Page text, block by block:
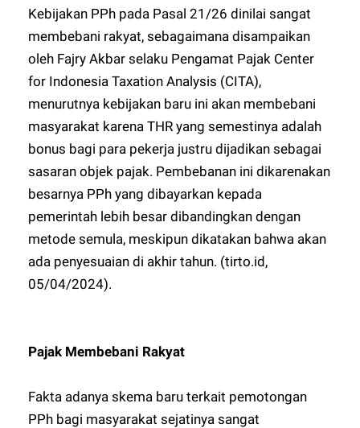
Kebijakan PPh pada Pasal 21/26 dinilai sangat
membebani rakyat, sebagaimana disampaikan
oleh Fajry Akbar selaku Pengamat Pajak Center
for Indonesia Taxation Analysis (CITA),
menurutnya kebijakan baru ini akan membebani
masyarakat karena THR yang semestinya adalah
bonus bagi para pekerja justru dijadikan sebagai
sasaran objek pajak. Pembebanan ini dikarenakan
besarnya PPh yang dibayarkan kepada
pemerintah lebih besar dibandingkan dengan
metode semula, meskipun dikatakan bahwa akan
ada penyesuaian di akhir tahun. (tirto.id,
05/04/2024).
Pajak Membebani Rakyat
Fakta adanya skema baru terkait pemotongan
PPh bagi masyarakat sejatinya sangat